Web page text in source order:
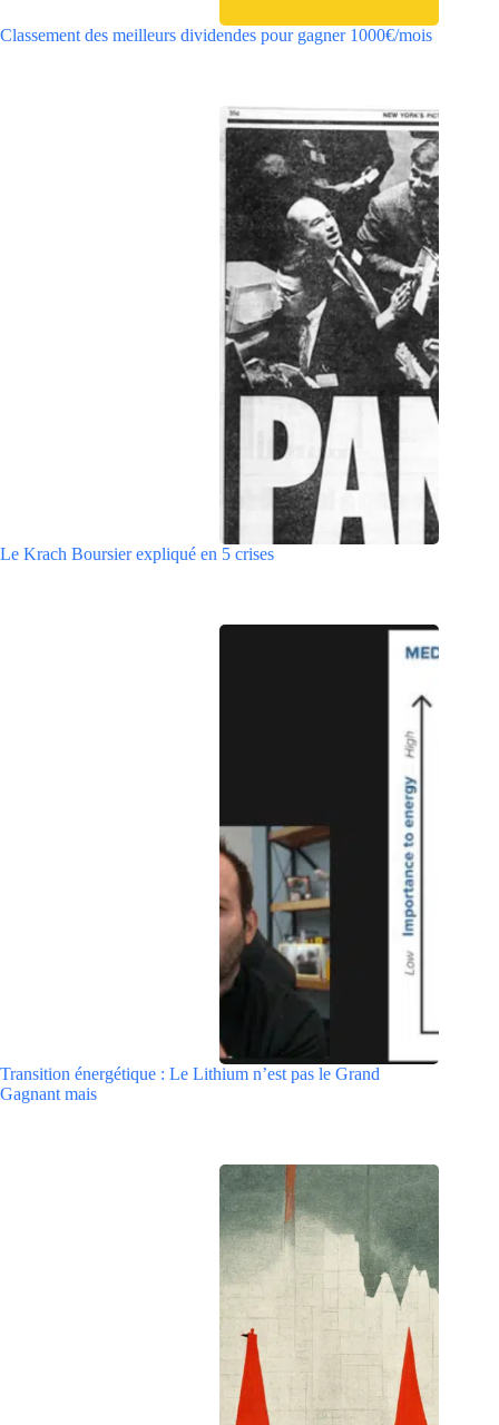
Classement des meilleurs dividendes pour gagner 1000€/mois
Le Krach Boursier expliqué en 5 crises
Transition énergétique : Le Lithium n’est pas le Grand
Gagnant mais